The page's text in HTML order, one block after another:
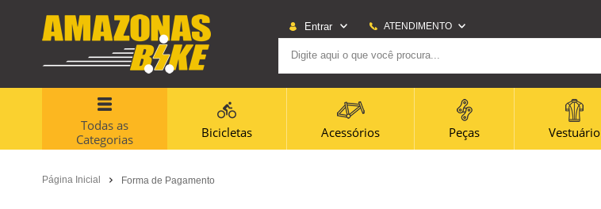
Entrar ATENDIMENTO
amazonas@amazonasbike.com.br
Horário Centro: Segunda à sexta - 09h às 18h -
Todas as
Categorias
Bicicletas Acessórios Peças Vestuário
Página Inicial Forma de Pagamento